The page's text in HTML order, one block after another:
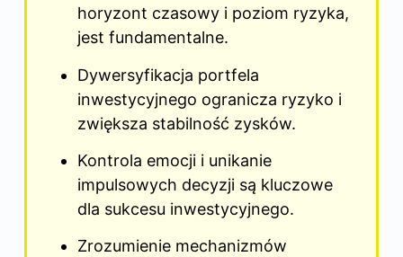
horyzont czasowy i poziom ryzyka,
jest fundamentalne.
Dywersyfikacja portfela
inwestycyjnego ogranicza ryzyko i
zwiększa stabilność zysków.
Kontrola emocji i unikanie
impulsowych decyzji są kluczowe
dla sukcesu inwestycyjnego.
Zrozumienie mechanizmów